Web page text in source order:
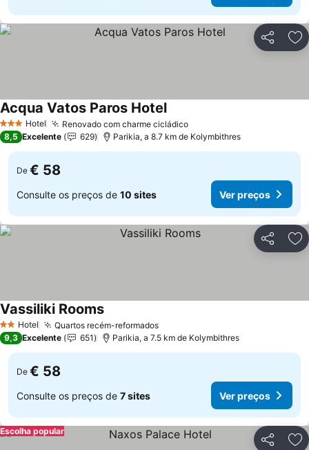
Partilhar
3 EstrelasHotel Renovado com charme cicládico
Acqua Vatos Paros Hotel
8,5 Excelente 629 Parikia, a 8.7 km de Kolymbithres
De € 58
Consulte os preços de 10 sites Ver preços
Partilhar
2 Estrelas
Hotel Quartos recém-reformados
Vassiliki Rooms
9,3 Excelente 651 Parikia, a 7.5 km de Kolymbithres
De € 58
Consulte os preços de 7 sites Ver preços
Partilhar
Escolha popular